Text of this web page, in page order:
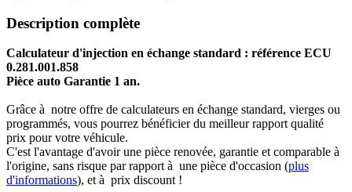
Description complète
Calculateur d'injection en échange standard : référence ECU
0.281.001.858
Pièce auto Garantie 1 an.
Grâce à notre offre de calculateurs en échange standard, vierges ou
programmés, vous pourrez bénéficier du meilleur rapport qualité
prix pour votre véhicule.
C'est l'avantage d'avoir une pièce renovée, garantie et comparable à
l'origine, sans risque par rapport à une pièce d'occasion (plus
d'informations), et à prix discount !